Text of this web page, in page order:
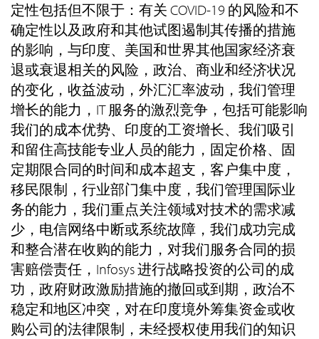
定性包括但不限于：有关 COVID-19 的风险和不
确定性以及政府和其他试图遏制其传播的措施
的影响，与印度、美国和世界其他国家经济衰
退或衰退相关的风险，政治、商业和经济状况
的变化，收益波动，外汇汇率波动，我们管理
增长的能力，IT 服务的激烈竞争，包括可能影响
我们的成本优势、印度的工资增长、我们吸引
和留住高技能专业人员的能力，固定价格、固
定期限合同的时间和成本超支，客户集中度，
移民限制，行业部门集中度，我们管理国际业
务的能力，我们重点关注领域对技术的需求减
少，电信网络中断或系统故障，我们成功完成
和整合潜在收购的能力，对我们服务合同的损
害赔偿责任，Infosys 进行战略投资的公司的成
功，政府财政激励措施的撤回或到期，政治不
稳定和地区冲突，对在印度境外筹集资金或收
购公司的法律限制，未经授权使用我们的知识